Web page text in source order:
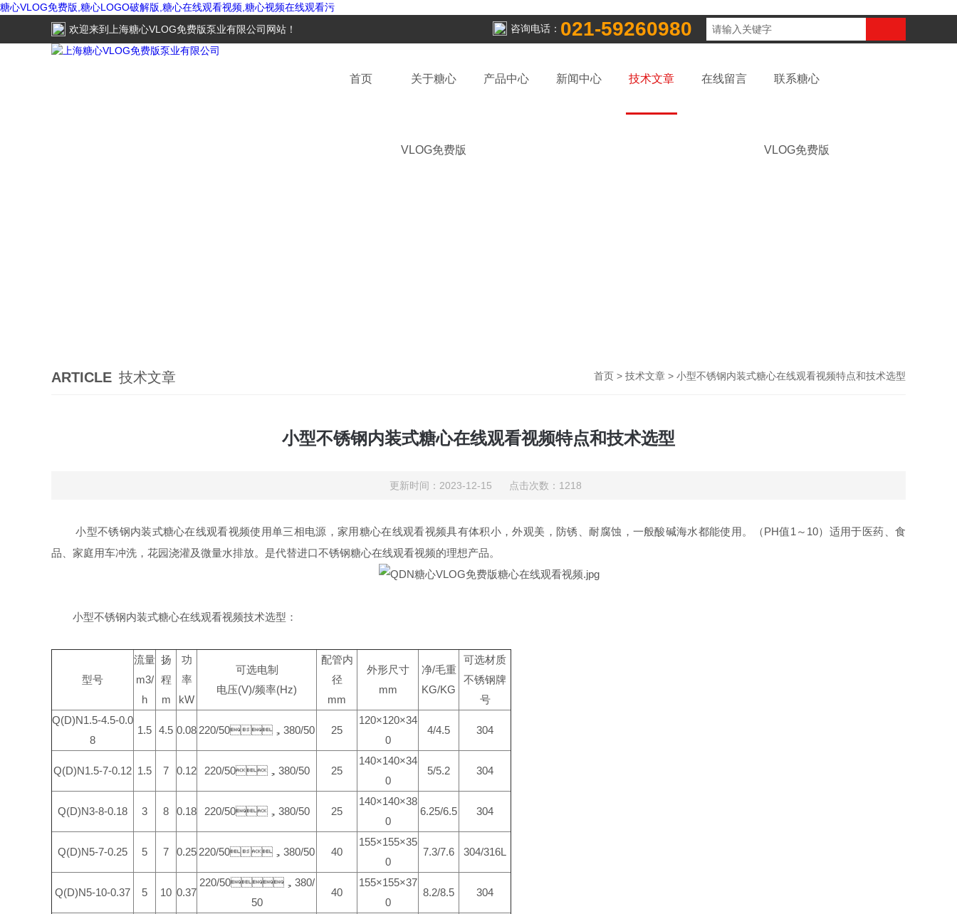
糖心VLOG免费版,糖心LOGO破解版,糖心在线观看视频,糖心视频在线观看污
欢迎来到
上海糖心VLOG免费版泵业有限公司 网站！ 咨询电话： 021-59260980
首页 关于糖心
VLOG免费版
产品中心 新闻中心 技术文章 在线留言 联系糖心
VLOG免费版
ARTICLE 技术文章 首页 > 技术文章 > 小型不锈钢内装式糖心在线观看视频特点和技术选型
小型不锈钢内装式糖心在线观看视频特点和技术选型
更新时间：2023-12-15 点击次数：1218
小型不锈钢内装式糖心在线观看视频使用单三相电源，家用糖心在线观看视频具有体积小，外观美，防锈、耐腐蚀，一般酸碱海水都能使用。（PH值1～10）适用于医药、食
品、家庭用车冲洗，花园浇灌及微量水排放。是代替进口不锈钢糖心在线观看视频的理想产品。
小型不锈钢内装式糖心在线观看视频技术选型：
型号
流量
m3/
h
扬
程
m
功
率
kW
可选电制
电压(V)/频率(Hz)
配管内
径
mm
外形尺寸
mm
净/毛重
KG/KG
可选材质
不锈钢牌
号
Q(D)N1.5-4.5-0.0
8
1.5 4.5 0.08 220/50，380/50 25
120×120×34
0
4/4.5 304
Q(D)N1.5-7-0.12 1.5 7 0.12 220/50，380/50 25
140×140×34
0
5/5.2 304
Q(D)N3-8-0.18 3 8 0.18 220/50，380/50 25
140×140×38
0
6.25/6.5 304
Q(D)N5-7-0.25 5 7 0.25 220/50，380/50 40
155×155×35
0
7.3/7.6 304/316L
Q(D)N5-10-0.37 5 10 0.37
220/50，380/
50
40
155×155×37
0
8.2/8.5 304